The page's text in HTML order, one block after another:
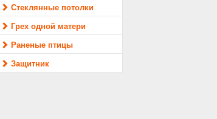
Стеклянные потолки
Грех одной матери
Раненые птицы
Защитник